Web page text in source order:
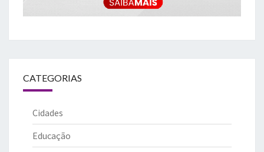
CATEGORIAS
Cidades
Educação